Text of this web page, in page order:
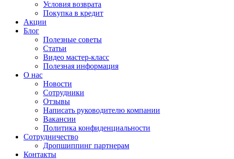
Условия возврата
Покупка в кредит
Акции
Блог
Полезные советы
Статьи
Видео мастер-класс
Полезная информация
О нас
Новости
Сотрудники
Отзывы
Написать руководителю компании
Вакансии
Политика конфиденциальности
Сотрудничество
Дропшиппинг партнерам
Контакты